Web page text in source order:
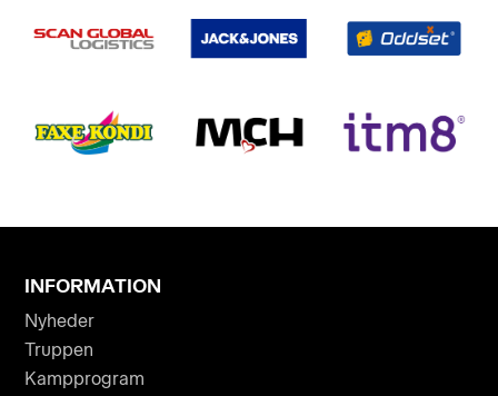
INFORMATION
Nyheder
Truppen
Kampprogram